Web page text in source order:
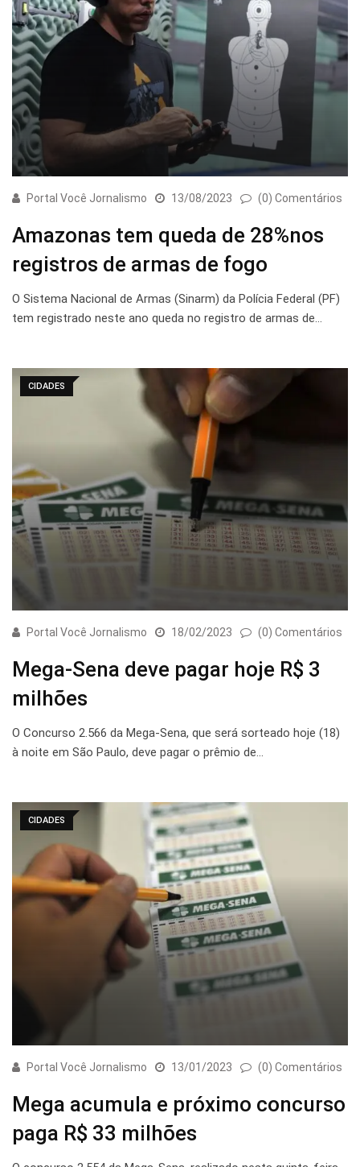
Portal Você Jornalismo 13/08/2023 (0) Comentários
Amazonas tem queda de 28%nos
registros de armas de fogo
O Sistema Nacional de Armas (Sinarm) da Polícia Federal (PF)
tem registrado neste ano queda no registro de armas de…
CIDADES
Portal Você Jornalismo 18/02/2023 (0) Comentários
Mega-Sena deve pagar hoje R$ 3
milhões
O Concurso 2.566 da Mega-Sena, que será sorteado hoje (18)
à noite em São Paulo, deve pagar o prêmio de…
CIDADES
Portal Você Jornalismo 13/01/2023 (0) Comentários
Mega acumula e próximo concurso
paga R$ 33 milhões